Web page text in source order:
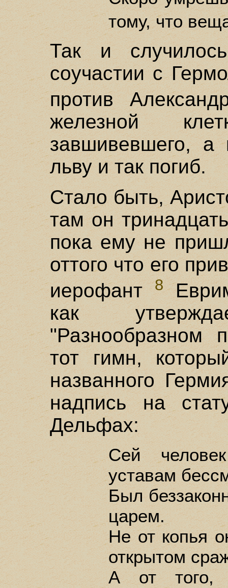
тому, что
Так и
соучастии с
против
железной
завшивевшего,
льву и так погиб.
Стало быть,
там он
пока ему не
оттого что его
иерофант8
как
"Разнообразном
тот гимн,
названного
надпись на
Дельфах:
Сей
уставам
Был
царем.
Не от копья
открытом
А от того,